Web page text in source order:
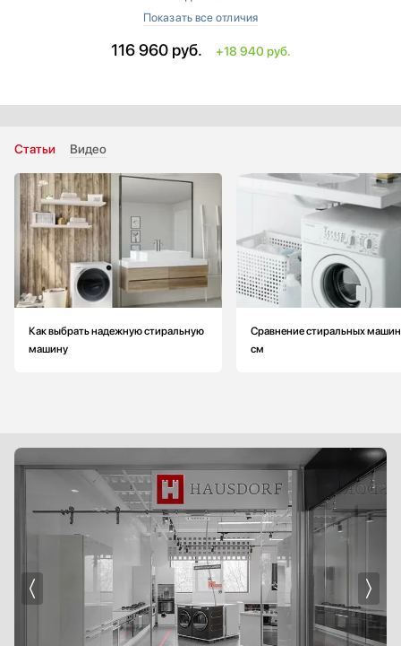
‐ Ночная стирка
Тип установки: встраиваемая
Глубина: меньше на 2.6 см
116 960 руб. +18 940 руб.
Статьи Видео
Как выбрать надежную стиральную
машину
Сравнение стиральных
см